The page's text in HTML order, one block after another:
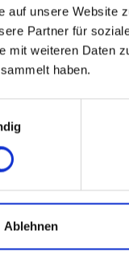
auf unsere Website
Partner für
mit weiteren Daten
haben.
Ablehnen